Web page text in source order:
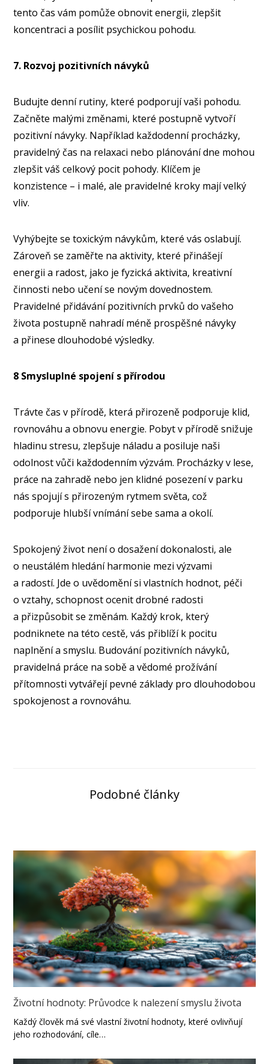
tento čas vám pomůže obnovit energii, zlepšit
koncentraci a posílit psychickou pohodu.
7. Rozvoj pozitivních návyků
Budujte denní rutiny, které podporují vaši pohodu.
Začněte malými změnami, které postupně vytvoří
pozitivní návyky. Například každodenní procházky,
pravidelný čas na relaxaci nebo plánování dne mohou
zlepšit váš celkový pocit pohody. Klíčem je
konzistence – i malé, ale pravidelné kroky mají velký
vliv.
Vyhýbejte se toxickým návykům, které vás oslabují.
Zároveň se zaměřte na aktivity, které přinášejí
energii a radost, jako je fyzická aktivita, kreativní
činnosti nebo učení se novým dovednostem.
Pravidelné přidávání pozitivních prvků do vašeho
života postupně nahradí méně prospěšné návyky
a přinese dlouhodobé výsledky.
8 Smysluplné spojení s přírodou
Trávte čas v přírodě, která přirozeně podporuje klid,
rovnováhu a obnovu energie. Pobyt v přírodě snižuje
hladinu stresu, zlepšuje náladu a posiluje naši
odolnost vůči každodenním výzvám. Procházky v lese,
práce na zahradě nebo jen klidné posezení v parku
nás spojují s přirozeným rytmem světa, což
podporuje hlubší vnímání sebe sama a okolí.
Spokojený život není o dosažení dokonalosti, ale
o neustálém hledání harmonie mezi výzvami
a radostí. Jde o uvědomění si vlastních hodnot, péči
o vztahy, schopnost ocenit drobné radosti
a přizpůsobit se změnám. Každý krok, který
podniknete na této cestě, vás přiblíží k pocitu
naplnění a smyslu. Budování pozitivních návyků,
pravidelná práce na sobě a vědomé prožívání
přítomnosti vytvářejí pevné základy pro dlouhodobou
spokojenost a rovnováhu.
Podobné články
Životní hodnoty: Průvodce k nalezení smyslu života
Každý člověk má své vlastní životní hodnoty, které ovlivňují
jeho rozhodování, cíle…